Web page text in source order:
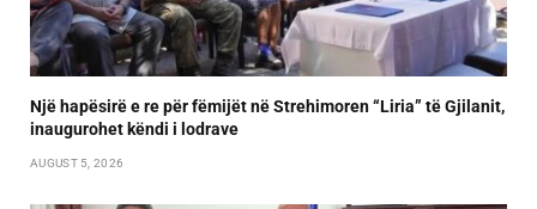
Një hapësirë e re për fëmijët në Strehimoren “Liria” të Gjilanit,
inaugurohet këndi i lodrave
AUGUST 5, 2026